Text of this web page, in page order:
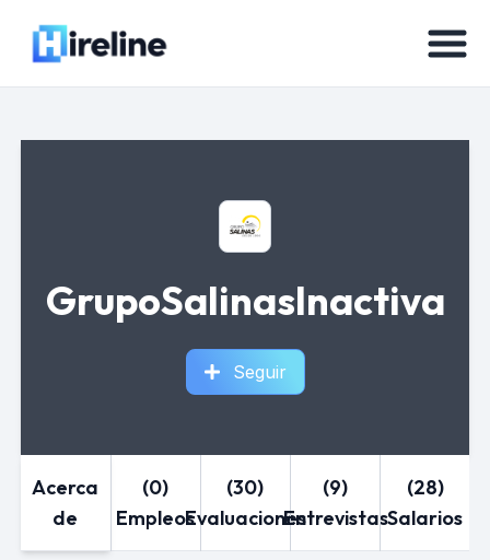
GrupoSalinasInactiva
Seguir
Acerca
de
(0)
Empleos
(30)
Evaluaciones
(9)
Entrevistas
(28)
Salarios